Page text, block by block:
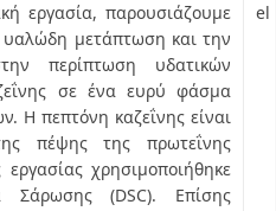
εργασία, παρουσιάζουμε
υαλώδη μετάπτωση και την
περίπτωση υδατικών
σε ένα ευρύ φάσμα
Η πεπτόνη καζεΐνης είναι
πέψης της πρωτεΐνης
χρησιμοποιήθηκε
Σάρωσης (DSC). Επίσης
el